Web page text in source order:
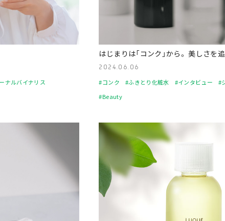
ナルバイナリス
はじまりは「コンク」から。 美しさを
2024.06.06
#コンク #ふきとり化粧水 #インタビュー
#
#Beauty